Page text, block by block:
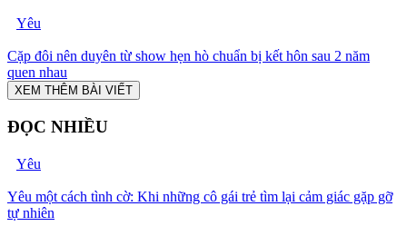
Yêu
Cặp đôi nên duyên từ show hẹn hò chuẩn bị kết hôn sau 2 năm
quen nhau
XEM THÊM BÀI VIẾT
ĐỌC NHIỀU
Yêu
Yêu một cách tình cờ: Khi những cô gái trẻ tìm lại cảm giác gặp gỡ
tự nhiên